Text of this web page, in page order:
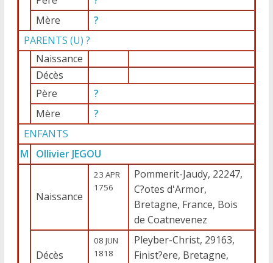
Mère
?
PARENTS (U) ?
Naissance
Décès
Père
?
Mère
?
ENFANTS
M
Ollivier JEGOU
Naissance
23 APR
1756
Pommerit-Jaudy, 22247,
C?otes d'Armor,
Bretagne, France, Bois
de Coatnevenez
Décès
08 JUN
1818
Pleyber-Christ, 29163,
Finist?ere, Bretagne,